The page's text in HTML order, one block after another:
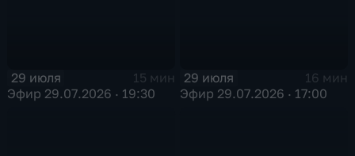
29 июля
15 мин
Эфир 29.07.2026 · 19:30
29 июля
16 мин
Эфир 29.07.2026 · 17:00